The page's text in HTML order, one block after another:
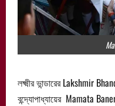
লক্ষ্মীর ভান্ডারের Lakshmir
বন্দ্যোপাধ্যায়ের Mamata